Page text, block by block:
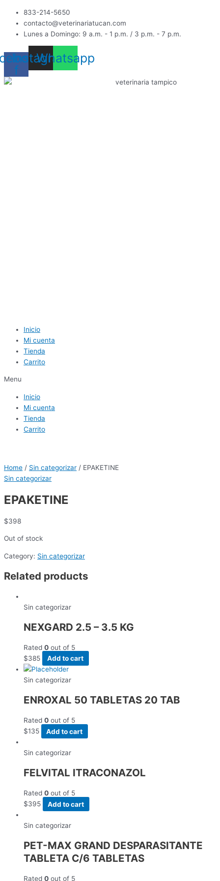
contenido
833-214-5650
contacto@veterinariatucan.com
Lunes a Domingo: 9 a.m. - 1 p.m. / 3 p.m. - 7 p.m.
f
Instagram
Whatsapp
Inicio
Mi cuenta
Tienda
Carrito
Menu
Inicio
Mi cuenta
Tienda
Carrito
Home / Sin categorizar / EPAKETINE
Sin categorizar
EPAKETINE
$398
Out of stock
Category: Sin categorizar
Related products
Sin categorizar
NEXGARD 2.5 – 3.5 KG
Rated 0 out of 5
$385 Add to cart
Sin categorizar
ENROXAL 50 TABLETAS 20 TAB
Rated 0 out of 5
$135 Add to cart
Sin categorizar
FELVITAL ITRACONAZOL
Rated 0 out of 5
$395 Add to cart
Sin categorizar
PET-MAX GRAND DESPARASITANTE
TABLETA C/6 TABLETAS
Rated 0 out of 5